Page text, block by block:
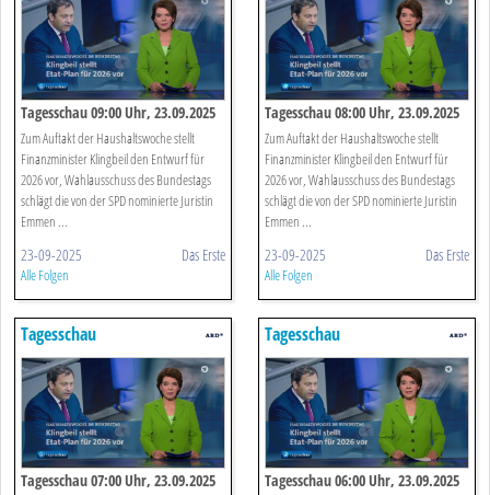
Tagesschau 09:00 Uhr, 23.09.2025
Zum Auftakt der Haushaltswoche stellt
Finanzminister Klingbeil den Entwurf für
2026 vor, Wahlausschuss des Bundestags
schlägt die von der SPD nominierte Juristin
Emmen ...
23-09-2025 Das Erste
Alle Folgen
Tagesschau 08:00 Uhr, 23.09.2025
Zum Auftakt der Haushaltswoche stellt
Finanzminister Klingbeil den Entwurf für
2026 vor, Wahlausschuss des Bundestags
schlägt die von der SPD nominierte Juristin
Emmen ...
23-09-2025 Das Erste
Alle Folgen
Tagesschau
Tagesschau 07:00 Uhr, 23.09.2025
Tagesschau
Tagesschau 06:00 Uhr, 23.09.2025